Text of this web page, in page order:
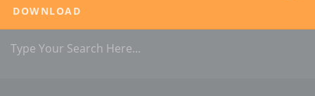
DOWNLOAD